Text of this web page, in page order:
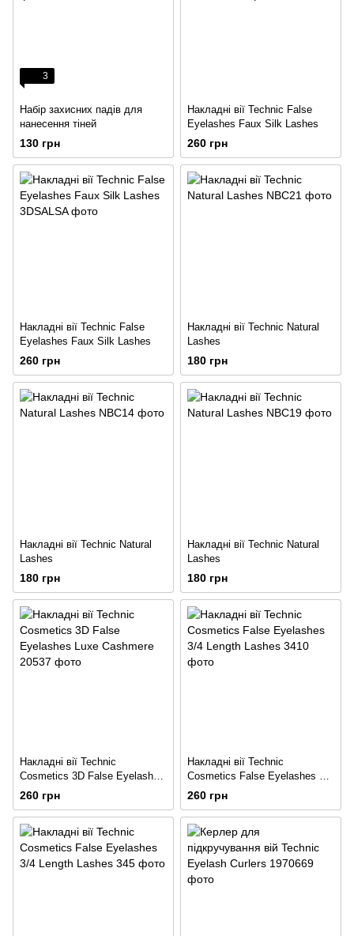
3
Набір захисних падів для
нанесення тіней
130 грн
Накладні вії Technic False
Eyelashes Faux Silk Lashes
260 грн
Накладні вії Technic False
Eyelashes Faux Silk Lashes
260 грн
Накладні вії Technic Natural
Lashes
180 грн
Накладні вії Technic Natural
Lashes
180 грн
Накладні вії Technic Natural
Lashes
180 грн
Накладні вії Technic
Cosmetics 3D False Eyelashes
Luxe Cashmere
260 грн
Накладні вії Technic
Cosmetics False Eyelashes 3/4
Length Lashes
260 грн